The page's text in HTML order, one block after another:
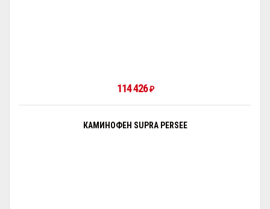
114 426₽
КАМИНОФЕН SUPRA PERSEE